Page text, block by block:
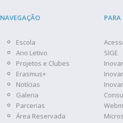
NAVEGAÇÃO
Escola
Ano Letivo
Projetos e Clubes
Erasmus+
Notícias
Galeria
Parcerias
Área Reservada
PARA
SIGE